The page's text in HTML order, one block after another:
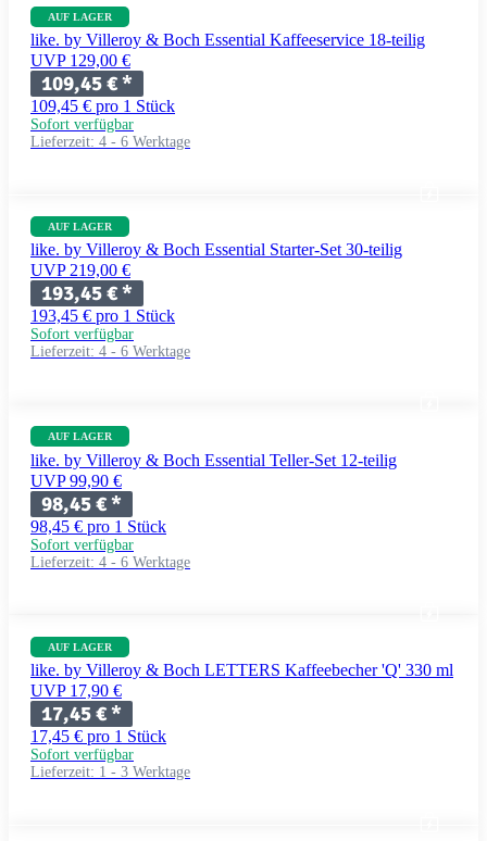
AUF LAGER
like. by Villeroy & Boch Essential Kaffeeservice 18-teilig
UVP 129,00 €
109,45 €*
109,45 € pro 1 Stück
Sofort verfügbar
Lieferzeit: 4 - 6 Werktage
AUF LAGER
like. by Villeroy & Boch Essential Starter-Set 30-teilig
UVP 219,00 €
193,45 €*
193,45 € pro 1 Stück
Sofort verfügbar
Lieferzeit: 4 - 6 Werktage
AUF LAGER
like. by Villeroy & Boch Essential Teller-Set 12-teilig
UVP 99,90 €
98,45 €*
98,45 € pro 1 Stück
Sofort verfügbar
Lieferzeit: 4 - 6 Werktage
AUF LAGER
like. by Villeroy & Boch LETTERS Kaffeebecher 'Q' 330 ml
UVP 17,90 €
17,45 €*
17,45 € pro 1 Stück
Sofort verfügbar
Lieferzeit: 1 - 3 Werktage